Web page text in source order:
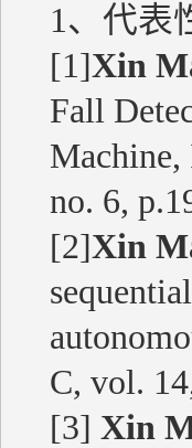
1、代表
[1]Xin
Fall
no. 6,
[2]Xin
C, vol.
[3] Xin